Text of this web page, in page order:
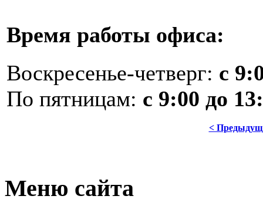
Время работы офиса:
Воскресенье-четверг: с
По пятницам: с 9:00 до
<
Меню сайта